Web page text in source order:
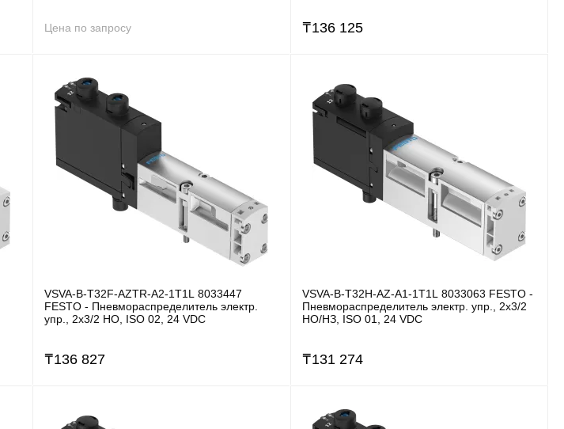
Цена по запросу ₸136 125
VSVA-B-T32F-AZTR-A2-1T1L 8033447
FESTO - Пневмораспределитель электр.
упр., 2x3/2 НО, ISO 02, 24 VDC
₸136 827
VSVA-B-T32H-AZ-A1-1T1L 8033063 FESTO -
Пневмораспределитель электр. упр., 2x3/2
НO/НЗ, ISO 01, 24 VDC
₸131 274